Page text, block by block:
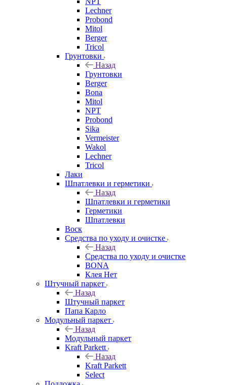
Lechner
Probond
Mitol
Berger
Tricol
Грунтовки
Назад
Грунтовки
Berger
Bona
Mitol
NPT
Probond
Sika
Vermeister
Wakol
Lechner
Tricol
Лаки
Шпатлевки и герметики
Назад
Шпатлевки и герметики
Герметики
Шпатлевки
Воск
Средства по уходу и очистке
Назад
Средства по уходу и очистке
BONA
Клея Нет
Штучный паркет
Назад
Штучный паркет
Папа Карло
Модульный паркет
Назад
Модульный паркет
Kraft Parkett
Назад
Kraft Parkett
Select